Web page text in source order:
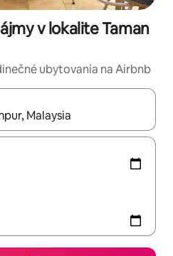
v lokalite Taman
ubytovania na Airbnb
môžete si ich prechádzať